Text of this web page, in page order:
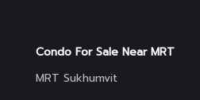
Condo For Sale Near MRT
MRT Sukhumvit